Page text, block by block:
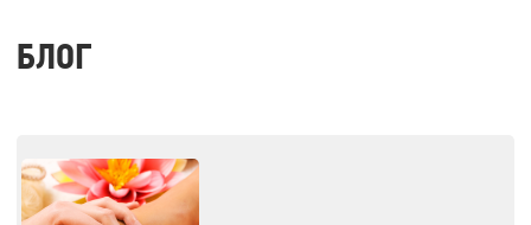
БЛОГ